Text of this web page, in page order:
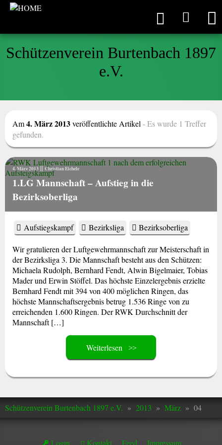
Schützenverein Burtenbach 1897
e.V.
Am4. März 2013veröffentlichte Artikel - Es wurde 1 Treffer
gefunden.
4. März 2013||Christian Eichele
1.LG Mannschaft – Aufstieg in die
Bezirksoberliga
Aufstiegskampf Bezirksliga Bezirksoberliga
Wir gratulieren der Luftgewehrmannschaft zur Meisterschaft in
der Bezirksliga 3. Die Mannschaft besteht aus den Schützen:
Michaela Rudolph, Bernhard Fendt, Alwin Bigelmaier, Tobias
Mader und Erwin Stöffel. Das höchste Einzelergebnis erzielte
Bernhard Fendt mit 394 von 400 möglichen Ringen, das
höchste Mannschaftsergebnis betrug 1.536 Ringe von zu
erreichenden 1.600 Ringen. Der RWK Durchschnitt der
Mannschaft […]
Weiterlesen
Schützenverein Burtenbach 1897 e.V. » 2013 » März » 04
Login Kontakt Feed Impressum